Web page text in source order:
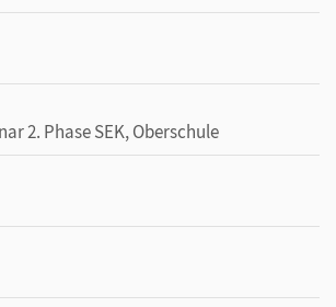
2. Phase SEK, Oberschule